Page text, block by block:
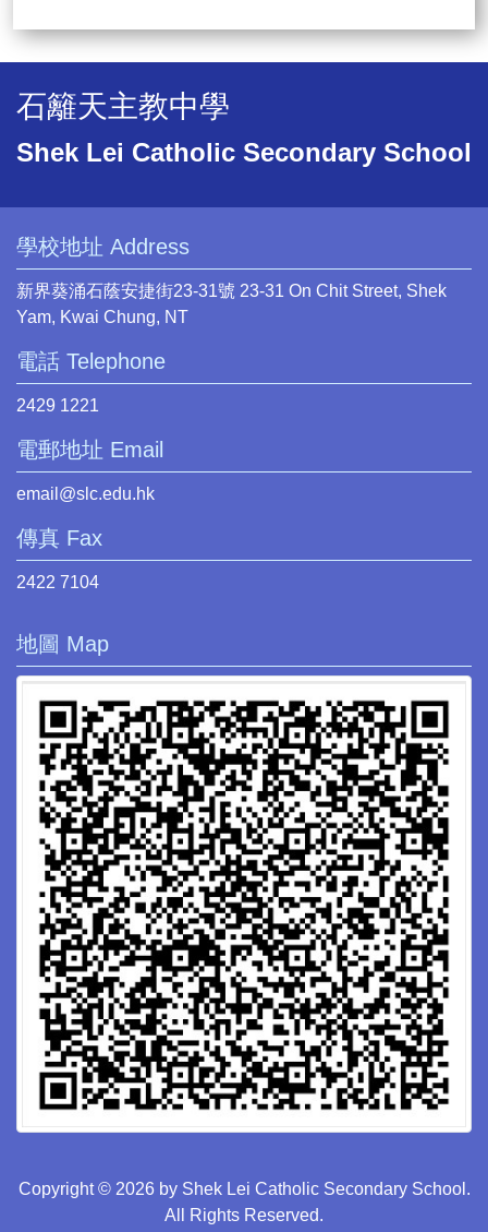
石籬天主教中學
Shek Lei Catholic Secondary School
學校地址 Address
新界葵涌石蔭安捷街23-31號 23-31 On Chit Street, Shek
Yam, Kwai Chung, NT
電話 Telephone
2429 1221
電郵地址 Email
email@slc.edu.hk
傳真 Fax
2422 7104
地圖 Map
Copyright © 2026 by Shek Lei Catholic Secondary School.
All Rights Reserved.